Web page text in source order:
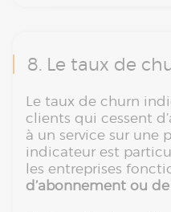
8. Le taux de
Le taux de churn
clients qui cessent
à un service sur une
indicateur est
les entreprises
d’abonnement ou